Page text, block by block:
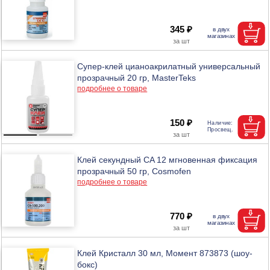
345 ₽
Супер-клей цианоакрилатный универсальный
прозрачный 20 гр, MasterTeks
подробнее о товаре
150 ₽
Клей секундный CA 12 мгновенная фиксация
прозрачный 50 гр, Cosmofen
подробнее о товаре
770 ₽
Клей Кристалл 30 мл, Момент 873873 (шоу-
бокс)